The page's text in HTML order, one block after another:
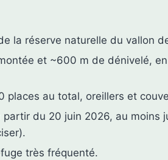
la réserve naturelle du vallon
et ~600 m de dénivelé,
places au total, oreillers et
partir du 20 juin 2026, au moins
très fréquenté.